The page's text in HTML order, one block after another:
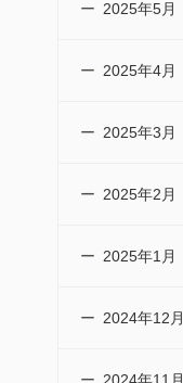
2025年5月
2025年4月
2025年3月
2025年2月
2025年1月
2024年12月